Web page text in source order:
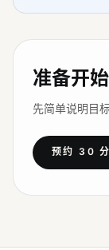
准备开
先简单说明目
预约 30